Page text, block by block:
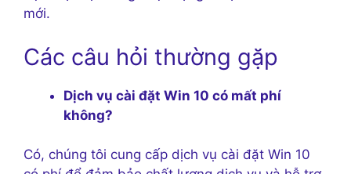
mới.
Các câu hỏi thường gặp
Dịch vụ cài đặt Win 10 có mất phí
không?
Có, chúng tôi cung cấp dịch vụ cài đặt Win 10